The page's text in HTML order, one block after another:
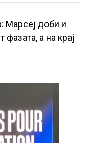
Марсеј доби и
фазата, а на крај